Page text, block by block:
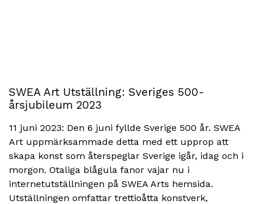
SWEA Art Utställning: Sveriges 500-
årsjubileum 2023
11 juni 2023: Den 6 juni fyllde Sverige 500 år. SWEA
Art uppmärksammade detta med ett upprop att
skapa konst som återspeglar Sverige igår, idag och i
morgon. Otaliga blågula fanor vajar nu i
internetutställningen på SWEA Arts hemsida.
Utställningen omfattar trettioåtta konstverk,